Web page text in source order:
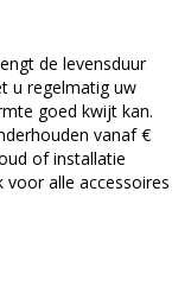
de levensduur
u regelmatig uw
goed kwijt kan.
vanaf €
of installatie
alle accessoires